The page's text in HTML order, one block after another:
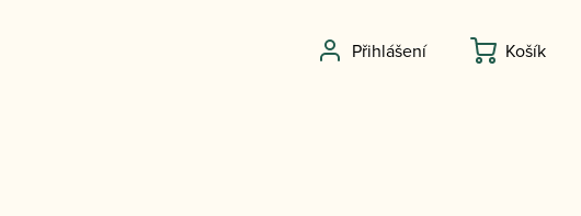
Přihlášení Košík